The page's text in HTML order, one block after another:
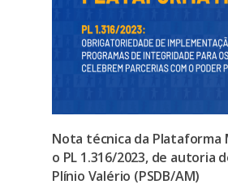
Nota técnica da Plataforma
o PL 1.316/2023, de autoria
Plínio Valério (PSDB/AM)